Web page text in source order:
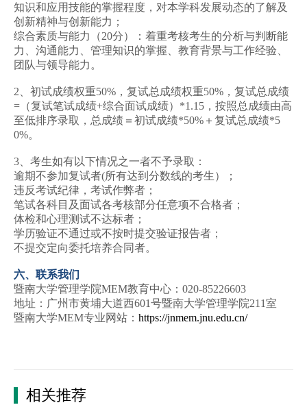
知识和应用技能的掌握程度，对本学科发展动态的了解及
创新精神与创新能力；
综合素质与能力（20分）：着重考核考生的分析与判断能
力、沟通能力、管理知识的掌握、教育背景与工作经验、
团队与领导能力。
2、初试成绩权重50%，复试总成绩权重50%，复试总成绩
=（复试笔试成绩+综合面试成绩）*1.15，按照总成绩由高
至低排序录取，总成绩＝初试成绩*50%＋复试总成绩*5
0%。
3、考生如有以下情况之一者不予录取：
逾期不参加复试者(所有达到分数线的考生）；
违反考试纪律，考试作弊者；
笔试各科目及面试各考核部分任意项不合格者；
体检和心理测试不达标者；
学历验证不通过或不按时提交验证报告者；
不提交定向委托培养合同者。
六、联系我们
暨南大学管理学院MEM教育中心：020-85226603
地址：广州市黄埔大道西601号暨南大学管理学院211室
暨南大学MEM专业网站： https://jnmem.jnu.edu.cn/
相关推荐